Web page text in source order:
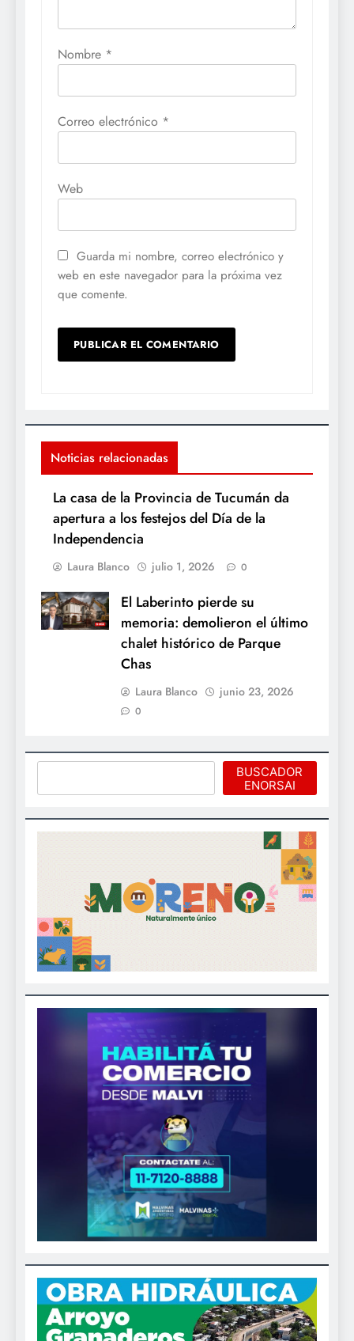
Nombre *
Correo electrónico *
Web
Guarda mi nombre, correo electrónico y
web en este navegador para la próxima vez
que comente.
Noticias relacionadas
La casa de la Provincia de Tucumán da
apertura a los festejos del Día de la
Independencia
Laura Blanco julio 1, 2026 0
El Laberinto pierde su
memoria: demolieron el último
chalet histórico de Parque
Chas
Laura Blanco junio 23, 2026
0
BUSCADOR
ENORSAI